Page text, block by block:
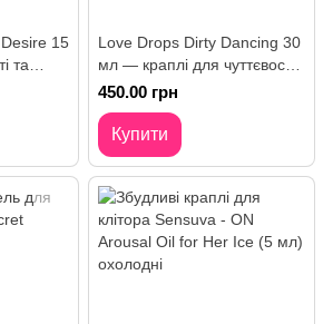
15
та
Love Drops Dirty Dancing 30
мл — краплі для чуттєвості
та енергії
450.00 грн
Купити